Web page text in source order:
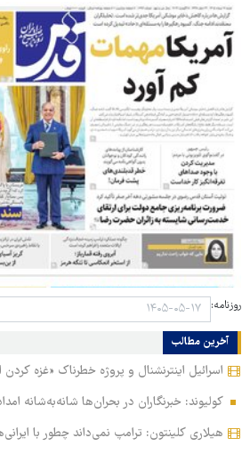
روزنامه:
آخرین مطالب
اسرائیل اینترنشنال و پروژه خطرناک «غزه کردن
کولیوند: خبرنگاران در بحران‌ها شانه‌به‌شانه
هیلاری کلینتون: ترامپ نمی‌داند چطور با